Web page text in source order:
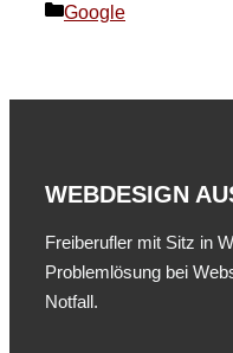
Kategorien
Google
WEBDESIGN
Freiberufler mit Sitz in
Problemlösung bei
Notfall.